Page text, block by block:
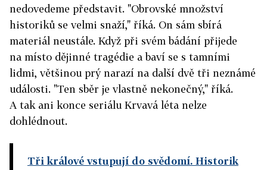
nedovedeme představit. "Obrovské množství
historiků se velmi snaží," říká. On sám sbírá
materiál neustále. Když při svém bádání přijede
na místo dějinné tragédie a baví se s tamními
lidmi, většinou prý narazí na další dvě tři neznámé
události. "Ten sběr je vlastně nekonečný," říká.
A tak ani konce seriálu Krvavá léta nelze
dohlédnout.
Tři králové vstupují do svědomí. Historik